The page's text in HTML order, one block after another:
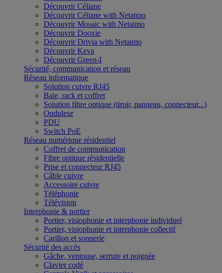
Découvrir Céliane
Découvrir Céliane with Netatmo
Découvrir Mosaic with Netatmo
Découvrir Dooxie
Découvrir Drivia with Netatmo
Découvrir Keva
Découvrir Green-I
Sécurité, communication et réseau
Réseau informatique
Solution cuivre RJ45
Baie, rack et coffret
Solution fibre optique (tiroir, panneau, connecteur...)
Onduleur
PDU
Switch PoE
Réseau numérique résidentiel
Coffret de communication
Fibre optique résidentielle
Prise et connecteur RJ45
Câble cuivre
Accessoire cuivre
Téléphonie
Télévision
Interphonie & portier
Portier, visiophonie et interphonie individuel
Portier, visiophonie et interphonie collectif
Carillon et sonnerie
Sécurité des accès
Gâche, ventouse, serrure et poignée
Clavier codé